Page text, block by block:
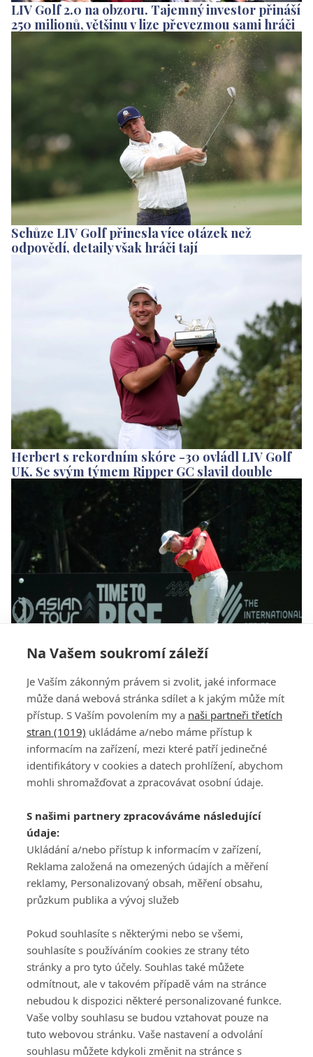
Na Vašem soukromí záleží
Je Vaším zákonným právem si zvolit, jaké informace
může daná webová stránka sdílet a k jakým může mít
přístup. S Vaším povolením my a naši partneři třetích
stran (1019) ukládáme a/nebo máme přístup k
informacím na zařízení, mezi které patří jedinečné
identifikátory v cookies a datech prohlížení, abychom
mohli shromažďovat a zpracovávat osobní údaje.
S našimi partnery zpracováváme následující
údaje:
Ukládání a/nebo přístup k informacím v zařízení,
Reklama založená na omezených údajích a měření
reklamy, Personalizovaný obsah, měření obsahu,
průzkum publika a vývoj služeb
Pokud souhlasíte s některými nebo se všemi,
souhlasíte s používáním cookies ze strany této
stránky a pro tyto účely. Souhlas také můžete
odmítnout, ale v takovém případě vám na stránce
nebudou k dispozici některé personalizované funkce.
Vaše volby souhlasu se budou vztahovat pouze na
tuto webovou stránku. Vaše nastavení a odvolání
souhlasu můžete kdykoli změnit na stránce s
LIV Golf 2.0 na obzoru. Tajemný investor přináší
250 milionů, většinu v lize převezmou sami hráči
Schůze LIV Golf přinesla více otázek než
odpovědí, detaily však hráči tají
Herbert s rekordním skóre -30 ovládl LIV Golf
UK. Se svým týmem Ripper GC slavil double
Asian Tour hází LIV Golf přes palubu. Vrací se ke
spolupráci s DP World Tour a PGA Tour
Všeobecné obchodní
podmínky služby
GolfExtra.cz Premium
Podmínky zpracování
osobních údajů při
GolfExtra
Ceník GolfExtra.cz
Premium
Doporučené odkazy
ATV CZ, s.r.o.
140 00 Praha 4
Editor Obchod